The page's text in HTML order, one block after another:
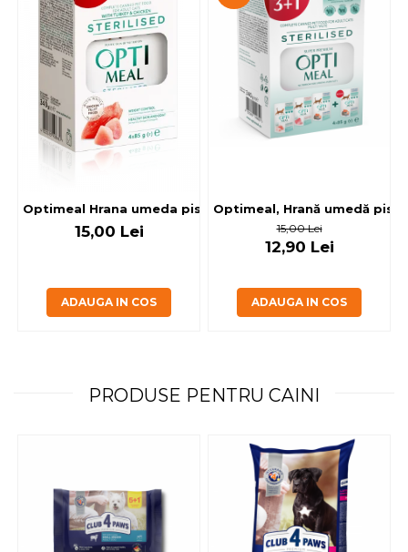
Optimeal Hrana umeda pisici
15,00 Lei
ADAUGA IN COS
Optimeal, Hrană umedă
15,00 Lei
12,90 Lei
ADAUGA IN COS
PRODUSE PENTRU CAINI